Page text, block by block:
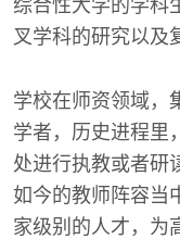
综合性大学的学科
叉学科的研究以及
学校在师资领域，
学者，历史进程里
处进行执教或者研
如今的教师阵容当
家级别的人才，为